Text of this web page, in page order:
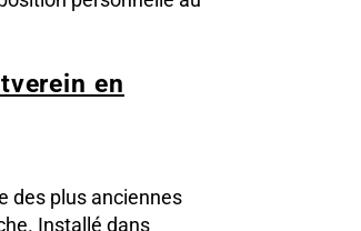
en
des plus anciennes
Installé dans